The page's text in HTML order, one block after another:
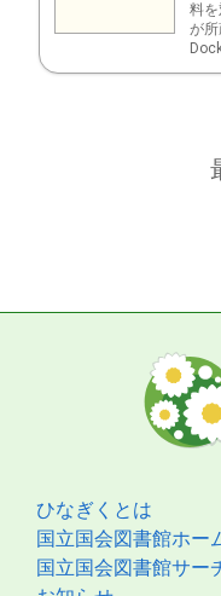
料
が所
ひなぎくとは
国立国会図書館ホー
国立国会図書館サー